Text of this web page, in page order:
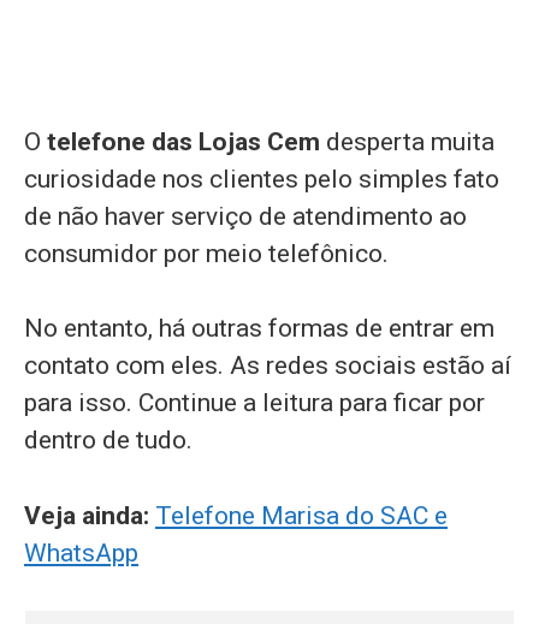
O telefone das Lojas Cem desperta muita
curiosidade nos clientes pelo simples fato
de não haver serviço de atendimento ao
consumidor por meio telefônico.
No entanto, há outras formas de entrar em
contato com eles. As redes sociais estão aí
para isso. Continue a leitura para ficar por
dentro de tudo.
Veja ainda: Telefone Marisa do SAC e
WhatsApp